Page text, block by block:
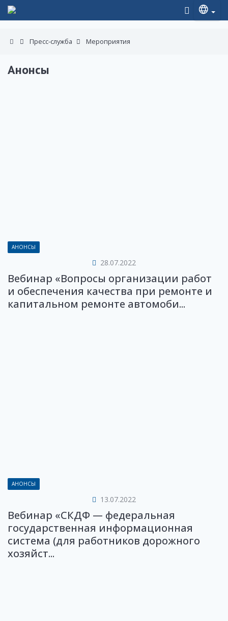
Пресс-служба Мероприятия
Анонсы
АНОНСЫ
28.07.2022
Вебинар «Вопросы организации работ
и обеспечения качества при ремонте и
капитальном ремонте автомоби...
АНОНСЫ
13.07.2022
Вебинар «СКДФ — федеральная
государственная информационная
система (для работников дорожного
хозяйст...